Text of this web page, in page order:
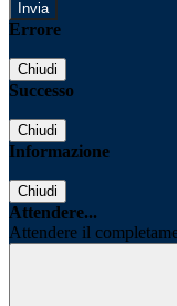
Errore
Chiudi
Successo
Chiudi
Informazione
Chiudi
Attendere...
Attendere il